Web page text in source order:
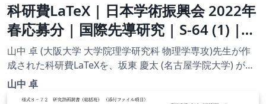
科研費LaTeX | 日本学術振興会 2022年
春応募分 | 国際先導研究 | S-64 (1) |
2022.03.23
山中 卓 (大阪大学 大学院理学研究科 物理学専攻)先生が作
成された科研費LaTeXを、坂東 慶太 (名古屋学院大学) が了
承を得てテンプレート登録しています。 詳細はこちら↓を
山中 卓